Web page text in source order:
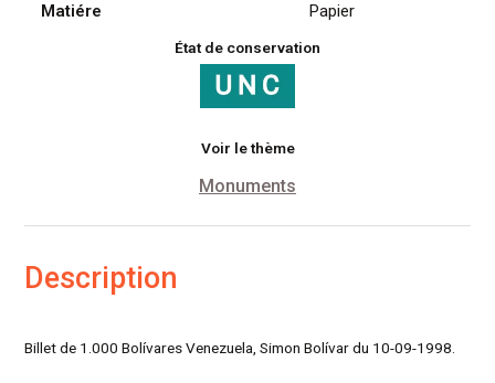
Matiére
Papier
État de conservation
Voir le thème
Monuments
Description
Billet de 1.000 Bolívares Venezuela, Simon Bolívar du 10-09-1998.